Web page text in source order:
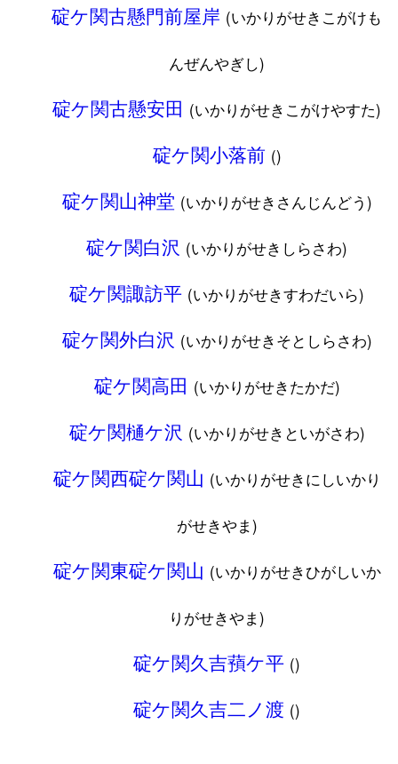
碇ケ関古懸門前屋岸 (いかりがせきこがけも
んぜんやぎし)
碇ケ関古懸安田 (いかりがせきこがけやすた)
碇ケ関小落前 ()
碇ケ関山神堂 (いかりがせきさんじんどう)
碇ケ関白沢 (いかりがせきしらさわ)
碇ケ関諏訪平 (いかりがせきすわだいら)
碇ケ関外白沢 (いかりがせきそとしらさわ)
碇ケ関高田 (いかりがせきたかだ)
碇ケ関樋ケ沢 (いかりがせきといがさわ)
碇ケ関西碇ケ関山 (いかりがせきにしいかり
がせきやま)
碇ケ関東碇ケ関山 (いかりがせきひがしいか
りがせきやま)
碇ケ関久吉蕷ケ平 ()
碇ケ関久吉二ノ渡 ()